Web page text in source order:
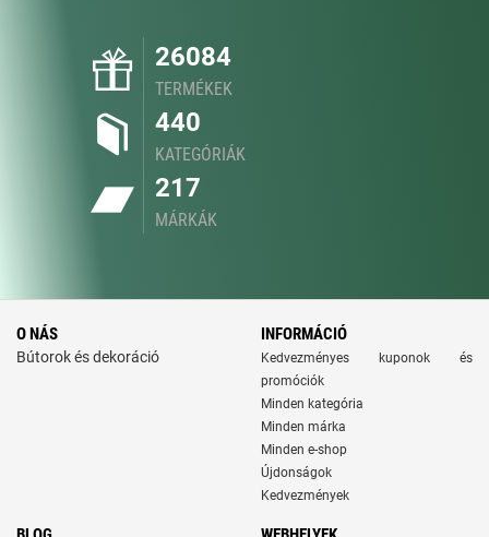
26084
TERMÉKEK
440
KATEGÓRIÁK
217
MÁRKÁK
O NÁS
Bútorok és dekoráció
INFORMÁCIÓ
Kedvezményes kuponok és
promóciók
Minden kategória
Minden márka
Minden e-shop
Újdonságok
Kedvezmények